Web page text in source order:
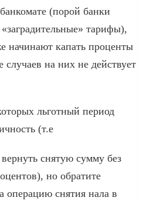
(порой банки
тарифы),
начинают капать проценты
случаев на них не действует
льготный период
(т.е
снятую сумму без
но обратите
операцию снятия нала в